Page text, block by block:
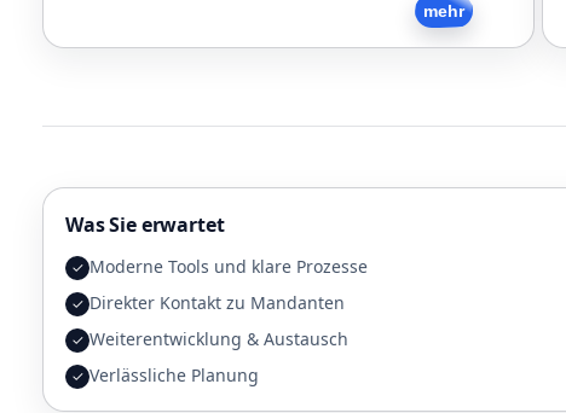
mehr
Was Sie erwartet
✓ Moderne Tools und klare Prozesse
✓ Direkter Kontakt zu Mandanten
✓ Weiterentwicklung & Austausch
✓ Verlässliche Planung